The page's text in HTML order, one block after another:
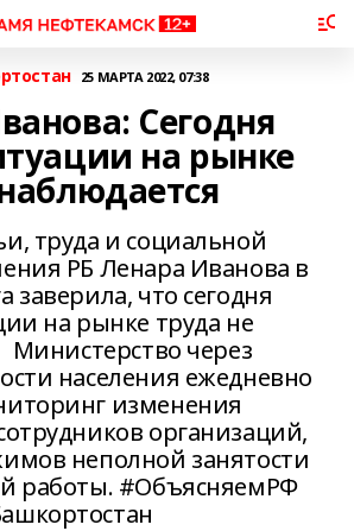
25 МАРТА 2022, 07:38
Сегодня
на рынке
труда и социальной
РБ Ленара Иванова в
заверила, что сегодня
на рынке труда не
Министерство через
населения ежедневно
изменения
организаций,
неполной занятости
работы. #ОбъясняемРФ